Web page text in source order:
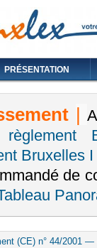
PRÉSENTATION
|
règlement
Bruxelles
de
(CE) n° 44/2001